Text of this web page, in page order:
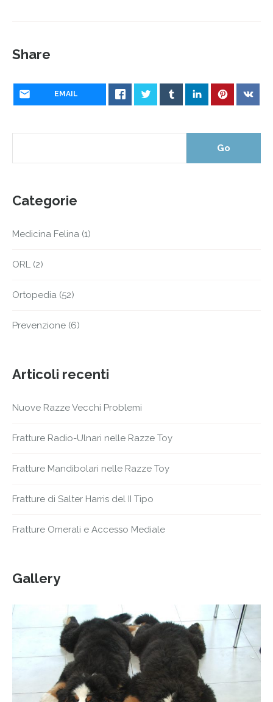
Share
EMAIL
Categorie
Medicina Felina (1)
ORL (2)
Ortopedia (52)
Prevenzione (6)
Articoli recenti
Nuove Razze Vecchi Problemi
Fratture Radio-Ulnari nelle Razze Toy
Fratture Mandibolari nelle Razze Toy
Fratture di Salter Harris del II Tipo
Fratture Omerali e Accesso Mediale
Gallery